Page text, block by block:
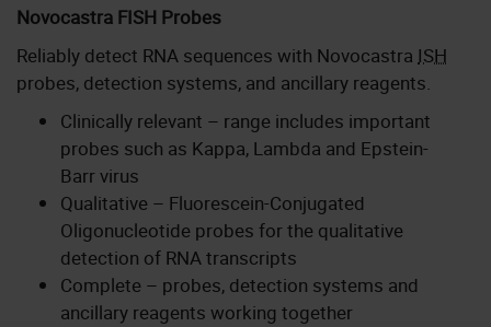
Novocastra FISH Probes
Reliably detect RNA sequences with Novocastra ISH
probes, detection systems, and ancillary reagents.
Clinically relevant – range includes important
probes such as Kappa, Lambda and Epstein-
Barr virus
Qualitative – Fluorescein-Conjugated
Oligonucleotide probes for the qualitative
detection of RNA transcripts
Complete – probes, detection systems and
ancillary reagents working together